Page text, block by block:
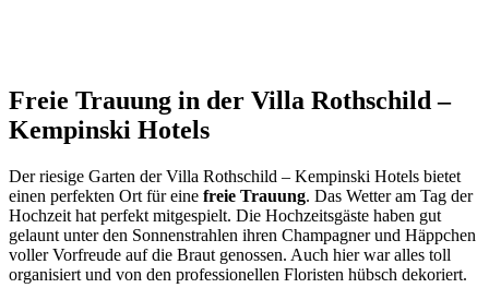
Freie Trauung in der Villa Rothschild –
Kempinski Hotels
Der riesige Garten der Villa Rothschild – Kempinski Hotels bietet
einen perfekten Ort für eine freie Trauung. Das Wetter am Tag der
Hochzeit hat perfekt mitgespielt. Die Hochzeitsgäste haben gut
gelaunt unter den Sonnenstrahlen ihren Champagner und Häppchen
voller Vorfreude auf die Braut genossen. Auch hier war alles toll
organisiert und von den professionellen Floristen hübsch dekoriert.